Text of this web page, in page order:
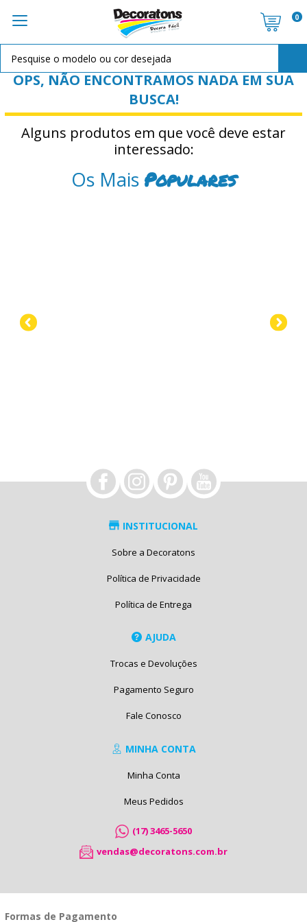
0
OPS, NÃO ENCONTRAMOS NADA EM SUA
BUSCA!
Alguns produtos em que você deve estar
interessado:
Os Mais Populares
INSTITUCIONAL
Sobre a Decoratons
Política de Privacidade
Política de Entrega
AJUDA
Trocas e Devoluções
Pagamento Seguro
Fale Conosco
MINHA CONTA
Minha Conta
Meus Pedidos
(17) 3465-5650
vendas@decoratons.com.br
Formas de Pagamento